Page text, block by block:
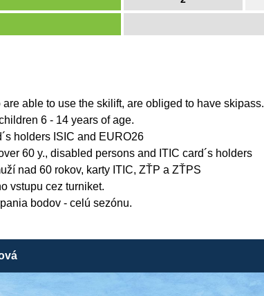
able to use the skilift, are obliged to have skipass.
6 - 14 years of age.
holders ISIC and EURO26
60 y., disabled persons and ITIC card´s holders
nad 60 rokov, karty ITIC, ZŤP a ZŤPS
vstupu cez turniket.
bodov - celú sezónu.